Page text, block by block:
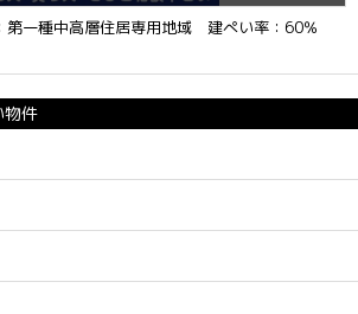
一種中高層住居専用地域 建ぺい率：60％
物件